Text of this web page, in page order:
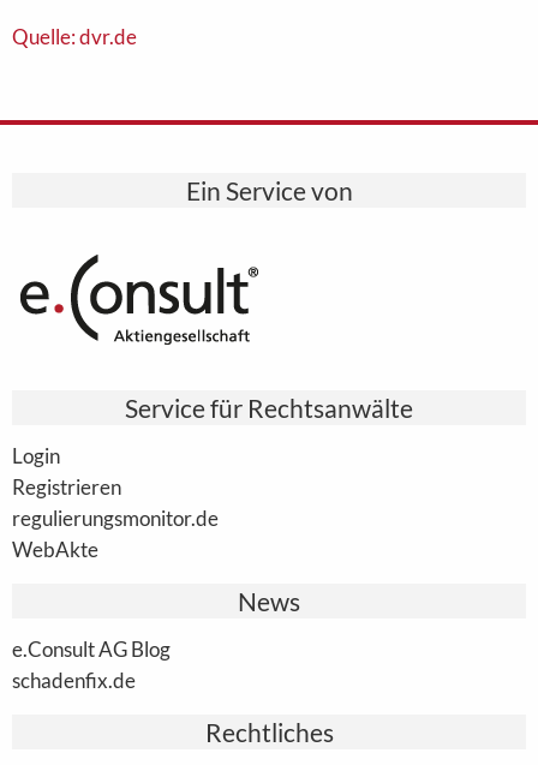
Quelle: dvr.de
Ein Service von
Service für Rechtsanwälte
Login
Registrieren
regulierungsmonitor.de
WebAkte
News
e.Consult AG Blog
schadenfix.de
Rechtliches